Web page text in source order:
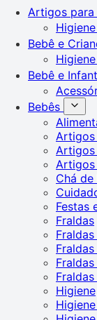
Artigos para
Bebê e
Bebê e
Bebês
Artigos
Artigos
Artigos
Chá de
Festas
Fraldas
Higiene